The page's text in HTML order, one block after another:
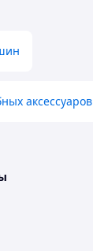
аксессуаров